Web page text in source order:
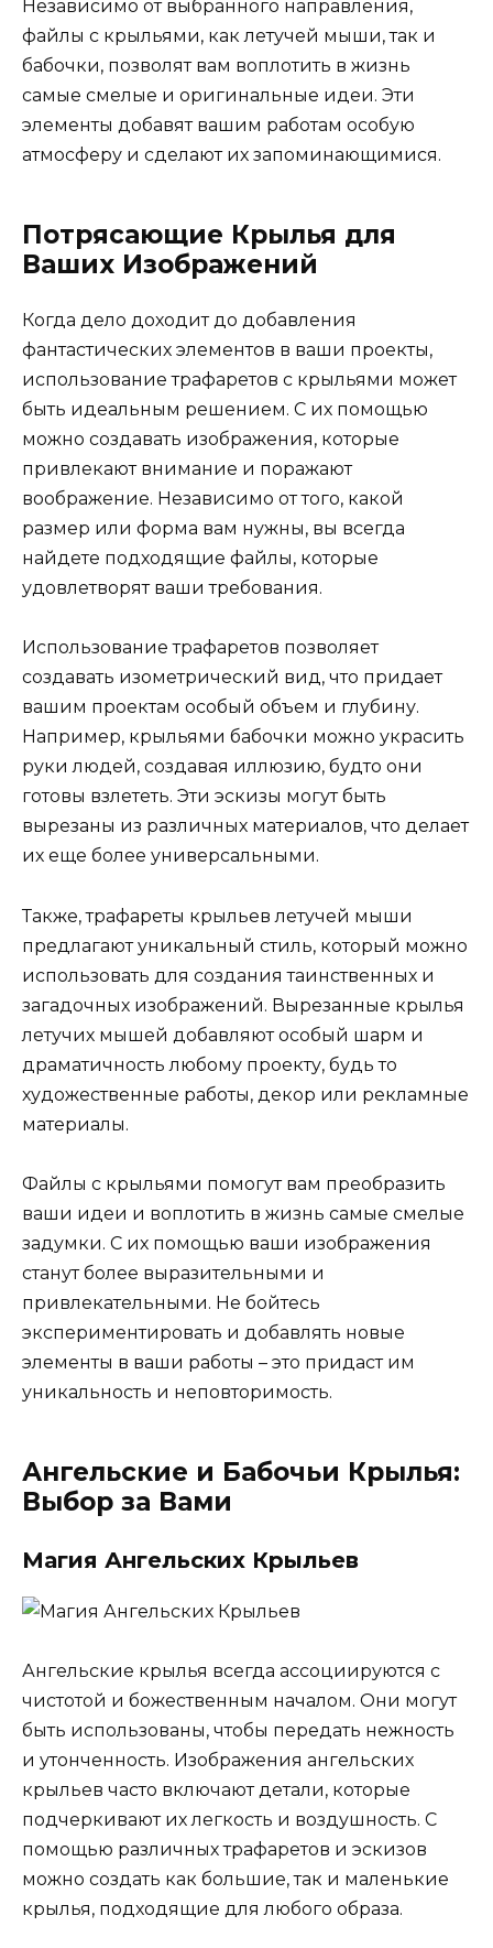
Независимо от выбранного направления,
файлы с крыльями, как летучей мыши, так и
бабочки, позволят вам воплотить в жизнь
самые смелые и оригинальные идеи. Эти
элементы добавят вашим работам особую
атмосферу и сделают их запоминающимися.
Потрясающие Крылья для
Ваших Изображений
Когда дело доходит до добавления
фантастических элементов в ваши проекты,
использование трафаретов с крыльями может
быть идеальным решением. С их помощью
можно создавать изображения, которые
привлекают внимание и поражают
воображение. Независимо от того, какой
размер или форма вам нужны, вы всегда
найдете подходящие файлы, которые
удовлетворят ваши требования.
Использование трафаретов позволяет
создавать изометрический вид, что придает
вашим проектам особый объем и глубину.
Например, крыльями бабочки можно украсить
руки людей, создавая иллюзию, будто они
готовы взлететь. Эти эскизы могут быть
вырезаны из различных материалов, что делает
их еще более универсальными.
Также, трафареты крыльев летучей мыши
предлагают уникальный стиль, который можно
использовать для создания таинственных и
загадочных изображений. Вырезанные крылья
летучих мышей добавляют особый шарм и
драматичность любому проекту, будь то
художественные работы, декор или рекламные
материалы.
Файлы с крыльями помогут вам преобразить
ваши идеи и воплотить в жизнь самые смелые
задумки. С их помощью ваши изображения
станут более выразительными и
привлекательными. Не бойтесь
экспериментировать и добавлять новые
элементы в ваши работы – это придаст им
уникальность и неповторимость.
Ангельские и Бабочьи Крылья:
Выбор за Вами
Магия Ангельских Крыльев
Ангельские крылья всегда ассоциируются с
чистотой и божественным началом. Они могут
быть использованы, чтобы передать нежность
и утонченность. Изображения ангельских
крыльев часто включают детали, которые
подчеркивают их легкость и воздушность. С
помощью различных трафаретов и эскизов
можно создать как большие, так и маленькие
крылья, подходящие для любого образа.